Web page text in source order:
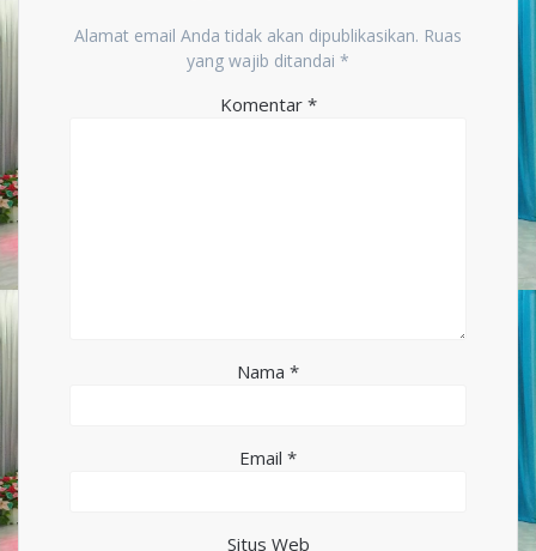
Alamat email Anda tidak akan dipublikasikan. Ruas
yang wajib ditandai *
Komentar *
Nama *
Email *
Situs Web